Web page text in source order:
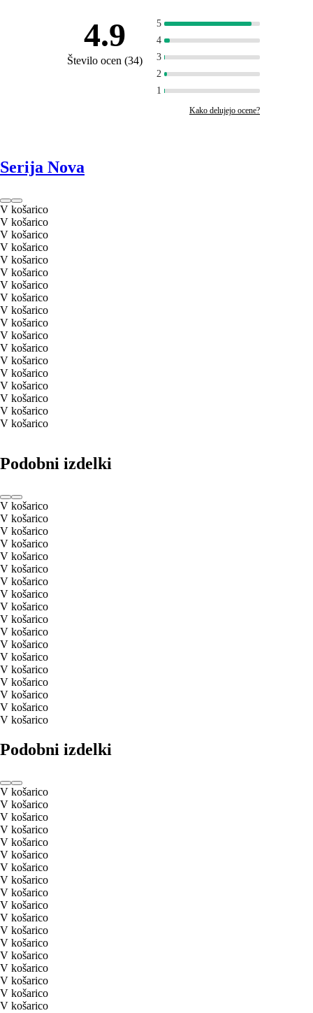
4.9
Število ocen (34)
5
4
3
2
1
Kako delujejo ocene?
Serija Nova
V košarico
V košarico
V košarico
V košarico
V košarico
V košarico
V košarico
V košarico
V košarico
V košarico
V košarico
V košarico
V košarico
V košarico
V košarico
V košarico
V košarico
V košarico
Podobni izdelki
V košarico
V košarico
V košarico
V košarico
V košarico
V košarico
V košarico
V košarico
V košarico
V košarico
V košarico
V košarico
V košarico
V košarico
V košarico
V košarico
V košarico
V košarico
Podobni izdelki
V košarico
V košarico
V košarico
V košarico
V košarico
V košarico
V košarico
V košarico
V košarico
V košarico
V košarico
V košarico
V košarico
V košarico
V košarico
V košarico
V košarico
V košarico